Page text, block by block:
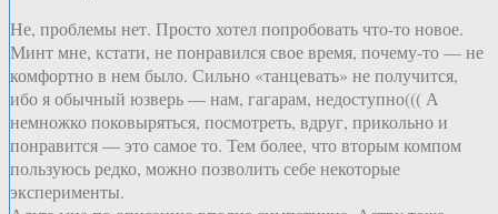
Не, проблемы нет. Просто хотел попробовать что-то новое.
Минт мне, кстати, не понравился свое время, почему-то — не
комфортно в нем было. Сильно «танцевать» не получится,
ибо я обычный юзверь — нам, гагарам, недоступно((( А
немножко поковыряться, посмотреть, вдруг, прикольно и
понравится — это самое то. Тем более, что вторым компом
пользуюсь редко, можно позволить себе некоторые
эксперименты.